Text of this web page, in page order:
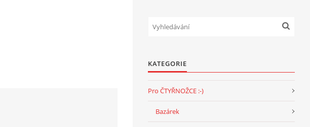
KATEGORIE
Pro ČTYŘNOŽCE :-)
Bazárek